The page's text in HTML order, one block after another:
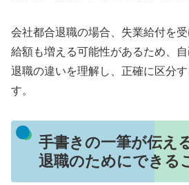
会社都合退職の場合、失業給付を
給額も増える可能性があるため、
退職の違いを理解し、正確に区分
す。
手書きの一筆が伝
退職のためにできる